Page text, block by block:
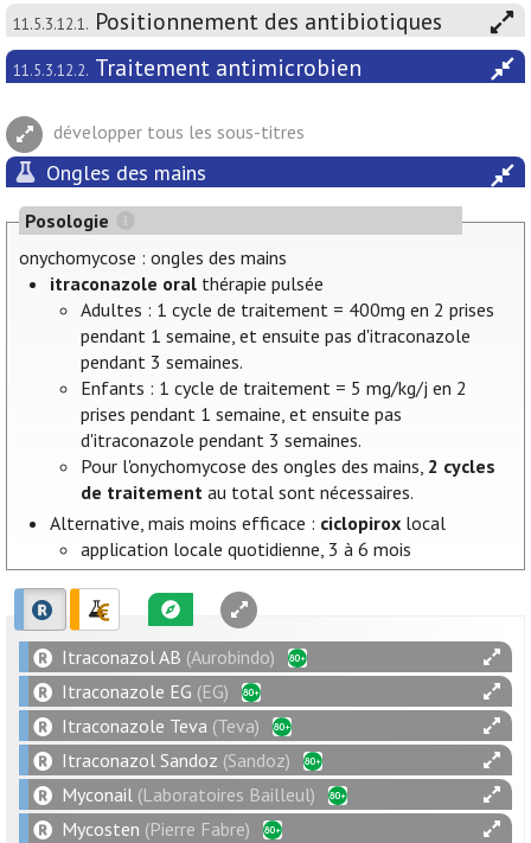
11.5.3.12.1. Positionnement des antibiotiques
11.5.3.12.2. Traitement antimicrobien
développer tous les sous-titres
Ongles des mains
Posologie
onychomycose : ongles des mains
itraconazole oral thérapie pulsée
Adultes : 1 cycle de traitement = 400mg en 2 prises
pendant 1 semaine, et ensuite pas d'itraconazole
pendant 3 semaines.
Enfants : 1 cycle de traitement = 5 mg/kg/j en 2
prises pendant 1 semaine, et ensuite pas
d'itraconazole pendant 3 semaines.
Pour l'onychomycose des ongles des mains, 2 cycles
de traitementau total sont nécessaires.
Alternative, mais moins efficace : ciclopirox local
application locale quotidienne, 3 à 6 mois
Itraconazol AB (Aurobindo)
Itraconazole EG (EG)
Itraconazole Teva (Teva)
Itraconazol Sandoz (Sandoz)
Myconail (Laboratoires Bailleul)
Mycosten (Pierre Fabre)